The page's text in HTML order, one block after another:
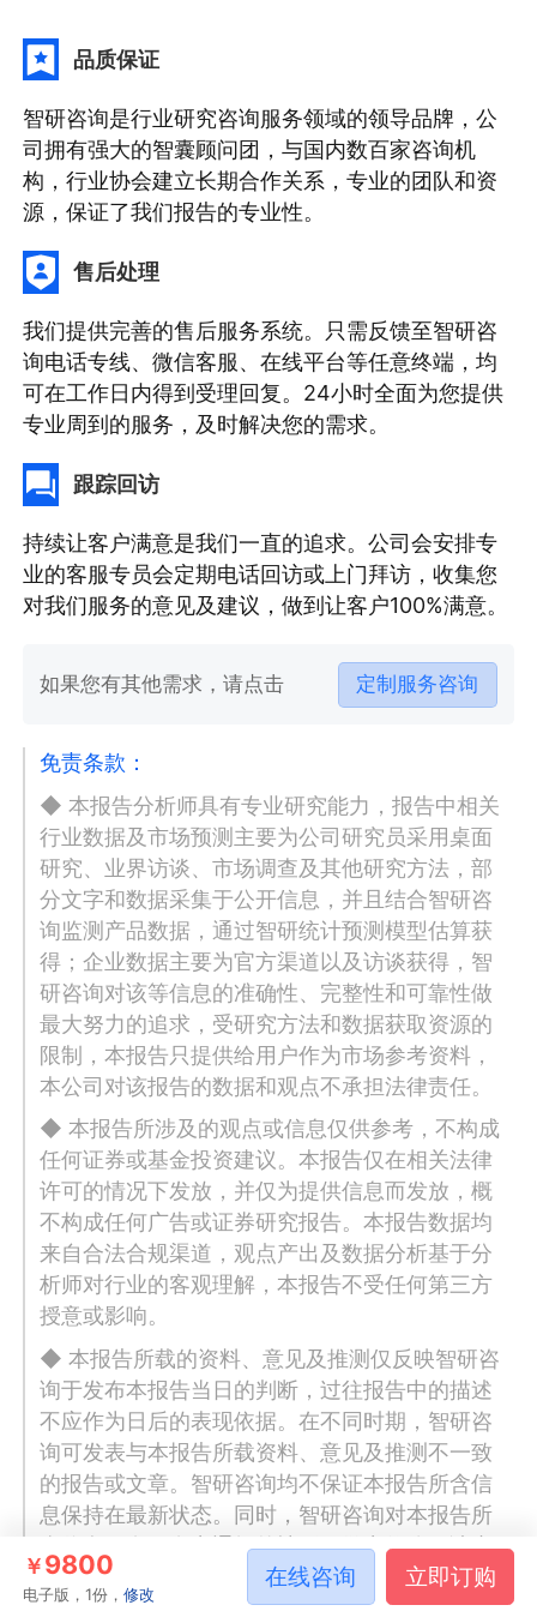
品质保证
智研咨询是行业研究咨询服务领域的领导品牌，公
司拥有强大的智囊顾问团，与国内数百家咨询机
构，行业协会建立长期合作关系，专业的团队和资
源，保证了我们报告的专业性。
售后处理
我们提供完善的售后服务系统。只需反馈至智研咨
询电话专线、微信客服、在线平台等任意终端，均
可在工作日内得到受理回复。24小时全面为您提供
专业周到的服务，及时解决您的需求。
跟踪回访
持续让客户满意是我们一直的追求。公司会安排专
业的客服专员会定期电话回访或上门拜访，收集您
对我们服务的意见及建议，做到让客户100%满意。
如果您有其他需求，请点击 定制服务咨询
免责条款：
◆ 本报告分析师具有专业研究能力，报告中相关
行业数据及市场预测主要为公司研究员采用桌面
研究、业界访谈、市场调查及其他研究方法，部
分文字和数据采集于公开信息，并且结合智研咨
询监测产品数据，通过智研统计预测模型估算获
得；企业数据主要为官方渠道以及访谈获得，智
研咨询对该等信息的准确性、完整性和可靠性做
最大努力的追求，受研究方法和数据获取资源的
限制，本报告只提供给用户作为市场参考资料，
本公司对该报告的数据和观点不承担法律责任。
◆ 本报告所涉及的观点或信息仅供参考，不构成
任何证券或基金投资建议。本报告仅在相关法律
许可的情况下发放，并仅为提供信息而发放，概
不构成任何广告或证券研究报告。本报告数据均
来自合法合规渠道，观点产出及数据分析基于分
析师对行业的客观理解，本报告不受任何第三方
授意或影响。
◆ 本报告所载的资料、意见及推测仅反映智研咨
询于发布本报告当日的判断，过往报告中的描述
不应作为日后的表现依据。在不同时期，智研咨
询可发表与本报告所载资料、意见及推测不一致
的报告或文章。智研咨询均不保证本报告所含信
息保持在最新状态。同时，智研咨询对本报告所
含信息可在不发出通知的情形下做出修改，读者
应当自行关注相应的更新或修改。任何机构或个
人应对其利用本报告的数据、分析、研究、部分
￥9800
电子版，1份，修改
在线咨询 立即订购